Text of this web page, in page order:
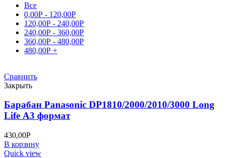
Все
0,00Р - 120,00Р
120,00Р - 240,00Р
240,00Р - 360,00Р
360,00Р - 480,00Р
480,00Р +
Сравнить
Закрыть
Барабан Panasonic DP1810/2000/2010/3000 Long
Life А3 формат
430,00Р
В корзину
Quick view